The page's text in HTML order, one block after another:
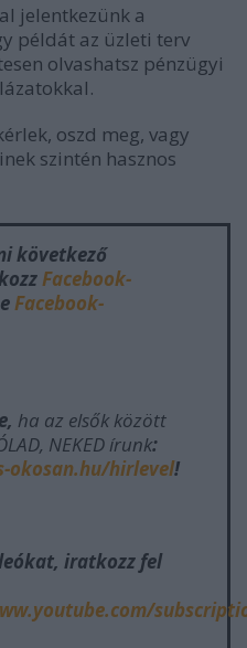
jelentkezünk a
példát az üzleti terv
olvashatsz pénzügyi
oszd meg, vagy
szintén hasznos
következő
Facebook-
Facebook-
ha az elsők között
NEKED írunk:
okosan.hu/hirlevel!
iratkozz fel